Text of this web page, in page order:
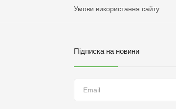
Умови використання сайту
Підписка на новини